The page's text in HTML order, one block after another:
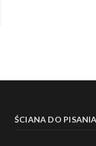
ŚCIANA DO